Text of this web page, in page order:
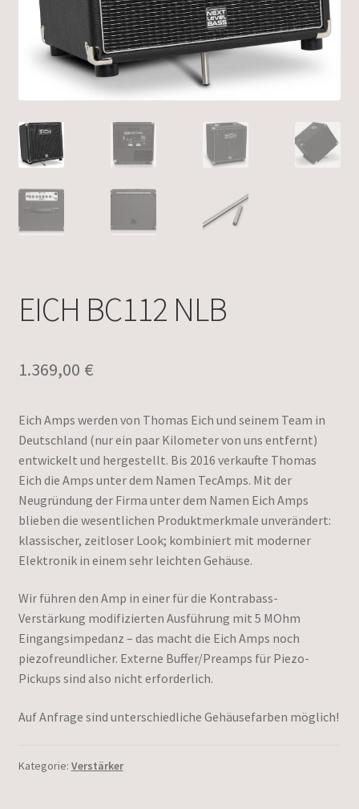
EICH BC112 NLB
1.369,00 €
Eich Amps werden von Thomas Eich und seinem Team in
Deutschland (nur ein paar Kilometer von uns entfernt)
entwickelt und hergestellt. Bis 2016 verkaufte Thomas
Eich die Amps unter dem Namen TecAmps. Mit der
Neugründung der Firma unter dem Namen Eich Amps
blieben die wesentlichen Produktmerkmale unverändert:
klassischer, zeitloser Look; kombiniert mit moderner
Elektronik in einem sehr leichten Gehäuse.
Wir führen den Amp in einer für die Kontrabass-
Verstärkung modifizierten Ausführung mit 5 MOhm
Eingangsimpedanz – das macht die Eich Amps noch
piezofreundlicher. Externe Buffer/Preamps für Piezo-
Pickups sind also nicht erforderlich.
Auf Anfrage sind unterschiedliche Gehäusefarben möglich!
Kategorie: Verstärker